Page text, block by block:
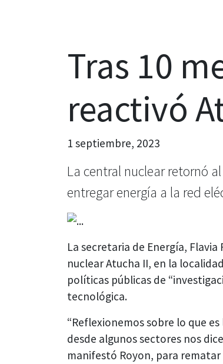
Tras 10
reactivó
1 septiembre, 2023
La central nuclear retornó
entregar energía a la red
La secretaria de Energía,
nuclear Atucha II, en la
políticas públicas de
tecnológica.
“Reflexionemos sobre lo que
desde algunos sectores nos
manifestó Royon, para